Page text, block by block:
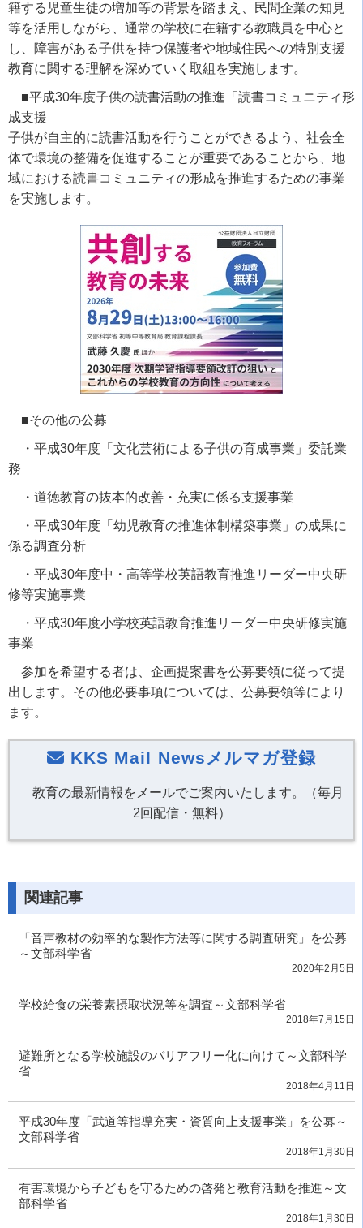
籍する児童生徒の増加等の背景を踏まえ、民間企業の知見
等を活用しながら、通常の学校に在籍する教職員を中心と
し、障害がある子供を持つ保護者や地域住民への特別支援
教育に関する理解を深めていく取組を実施します。
■平成30年度子供の読書活動の推進「読書コミュニティ形
成支援
子供が自主的に読書活動を行うことができるよう、社会全
体で環境の整備を促進することが重要であることから、地
域における読書コミュニティの形成を推進するための事業
を実施します。
■その他の公募
・ 平成30年度「文化芸術による子供の育成事業」委託業
務
・ 道徳教育の抜本的改善・充実に係る支援事業
・ 平成30年度「幼児教育の推進体制構築事業」の成果に
係る調査分析
・ 平成30年度中・高等学校英語教育推進リーダー中央研
修等実施事業
・ 平成30年度小学校英語教育推進リーダー中央研修実施
事業
参加を希望する者は、企画提案書を公募要領に従って提
出します。その他必要事項については、公募要領等により
ます。
KKS Mail Newsメルマガ登録
教育の最新情報をメールでご案内いたします。（毎月
2回配信・無料）
関連記事
「音声教材の効率的な製作方法等に関する調査研究」を公募
～文部科学省
2020年2月5日
学校給食の栄養素摂取状況等を調査～文部科学省
2018年7月15日
避難所となる学校施設のバリアフリー化に向けて～文部科学
省
2018年4月11日
平成30年度「武道等指導充実・資質向上支援事業」を公募～
文部科学省
2018年1月30日
有害環境から子どもを守るための啓発と教育活動を推進～文
部科学省
2018年1月30日